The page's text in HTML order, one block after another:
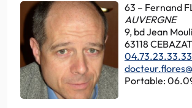
63 – Fernand
AUVERGNE
9, bd Jean
63118 CEBAZAT
04.73.23.33.33
Portable: